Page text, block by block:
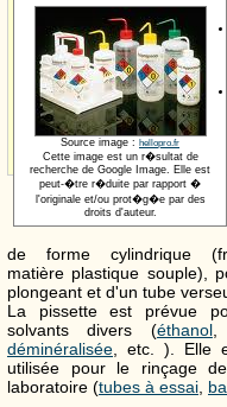
Source image : hellopro.fr
Cette image est un r�sultat de
recherche de Google Image. Elle est
peut-�tre r�duite par rapport �
l'originale et/ou prot�g�e par des
droits d'auteur.
de forme cylindrique
matière plastique souple),
plongeant et d'un tube
La pissette est prévue
solvants divers (éthanol,
déminéralisée , etc. ). Elle
utilisée pour le rinçage
laboratoire (tubes à essai